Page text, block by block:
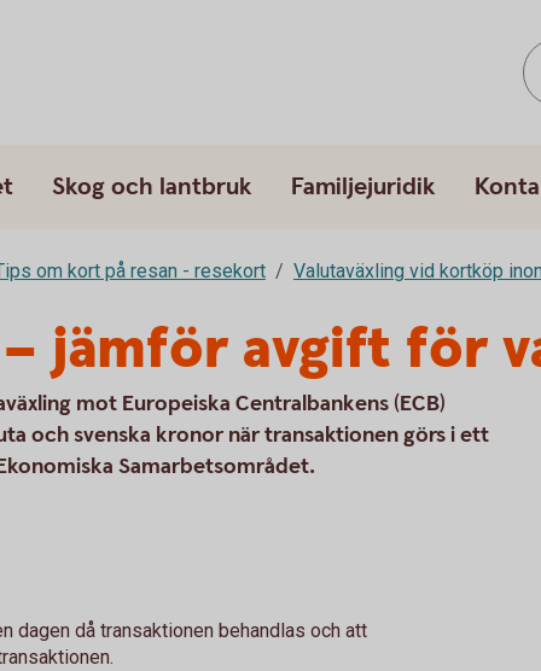
Skog och lantbruk Familjejuridik
om kort på resan - resekort Valutaväxling vid kortköp
jämför avgift för
mot Europeiska Centralbankens (ECB)
och svenska kronor när transaktionen görs i ett
Samarbetsområdet.
dagen då transaktionen behandlas och att